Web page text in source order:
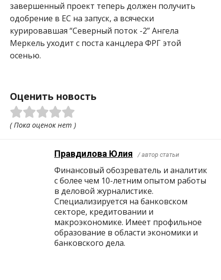
завершенный проект теперь должен получить
одобрение в ЕС на запуск, а всячески
курировавшая “Северный поток -2” Ангела
Меркель уходит с поста канцлера ФРГ этой
осенью.
Оценить новость
( Пока оценок нет )
Правдилова Юлия / автор статьи
Финансовый обозреватель и аналитик
с более чем 10-летним опытом работы
в деловой журналистике.
Специализируется на банковском
секторе, кредитовании и
макроэкономике. Имеет профильное
образование в области экономики и
банковского дела.